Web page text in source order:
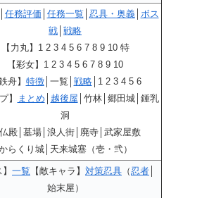
任務評価 任務一覧 忍具・奥義│ ボス
戦 戦略
【力丸】1 2 3 4 5 6 7 8 9 10 特
【彩女】1 2 3 4 5 6 7 8 9 10
舟】 特徴│一覧│ 戦略│1 2 3 4 5 6
】
まとめ 越後屋 │竹林│郷田城│鍾乳
洞
殿│墓場│浪人街│廃寺│武家屋敷
らくり城│天来城塞（壱・弐）
一覧 【敵キャラ】 対策忍具 （忍者
始末屋）